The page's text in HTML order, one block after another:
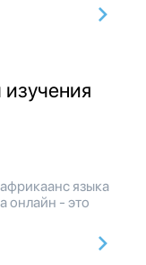
языка
онлайн - это